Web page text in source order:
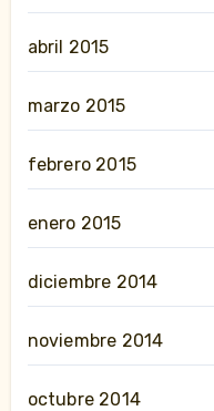
abril 2015
marzo 2015
febrero 2015
enero 2015
diciembre 2014
noviembre 2014
octubre 2014